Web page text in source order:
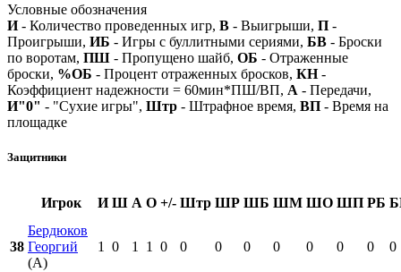
Условные обозначения
И- Количество проведенных игр, В - Выигрыши, П -
Проигрыши, ИБ - Игры с буллитными сериями, БВ - Броски
по воротам, ПШ - Пропущено шайб, ОБ - Отраженные
броски, %ОБ - Процент отраженных бросков, КН-
Коэффициент надежности = 60мин*ПШ/ВП, А - Передачи,
И"0" - "Сухие игры", Штр - Штрафное время, ВП - Время на
площадке
Защитники
Игрок И Ш А О +/- Штр ШР ШБ ШМ ШО ШП РБ
38
Бердюков
Георгий
(А)
1 0 1 1 0 0 0 0 0 0 0 0 0